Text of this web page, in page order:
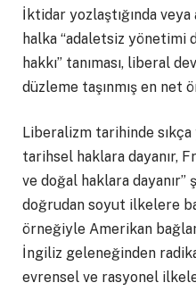
İktidar yozlaştığında veya
halka “adaletsiz
hakkı” tanıması, liberal
düzleme taşınmış en net
Liberalizm tarihinde
tarihsel haklara dayanır,
ve doğal haklara dayanır”
doğrudan soyut ilkelere
örneğiyle Amerikan
İngiliz geleneğinden
evrensel ve rasyonel